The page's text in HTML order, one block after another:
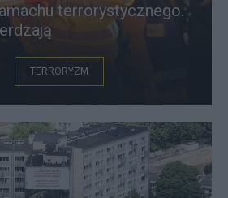
terrorystycznego.
TERRORYZM